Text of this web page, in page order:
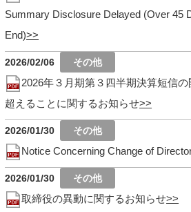
Summary Disclosure Delayed (Over 45
End)
2026/02/06
2026年３月期第３四半期決算短信
超えることに関するお知らせ
2026/01/30
Notice Concerning Change of
2026/01/30
取締役の異動に関するお知らせ